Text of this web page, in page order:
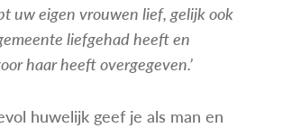
uw eigen vrouwen lief, gelijk ook
liefgehad heeft en
haar heeft overgegeven.’
huwelijk geef je als man en